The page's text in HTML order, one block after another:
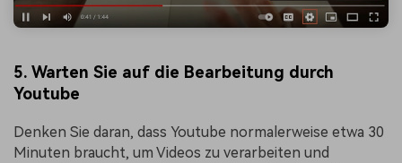
5. Warten Sie auf die Bearbeitung durch
Youtube
Denken Sie daran, dass Youtube normalerweise etwa 30
Minuten braucht, um Videos zu verarbeiten und